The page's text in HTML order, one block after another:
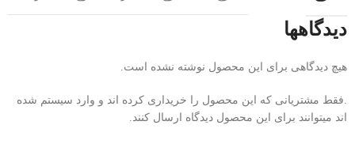
دیدگاهها
هیچ دیدگاهی برای این محصول نوشته نشده است.
.فقط مشتریانی که این محصول را خریداری کرده اند و وارد سیستم شده
اند میتوانند برای این محصول دیدگاه ارسال کنند.